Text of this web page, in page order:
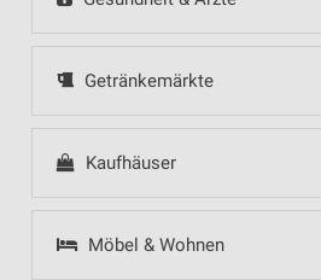
Getränkemärkte
Kaufhäuser
Möbel & Wohnen